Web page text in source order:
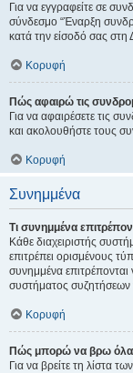
Για να εγγραφείτε σε
σύνδεσμο “Έναρξη
κατά την είσοδό σας στη
Κορυφή
Πώς αφαιρώ τις
Για να αφαιρέσετε τις
και ακολουθήστε τους
Κορυφή
Συνημμένα
Τι συνημμένα
Κάθε διαχειριστής
επιτρέπει ορισμένους
συνημμένα επιτρέπονται
συστήματος συζητήσεων
Κορυφή
Πώς μπορώ να βρω όλα
Για να βρείτε τη λίστα